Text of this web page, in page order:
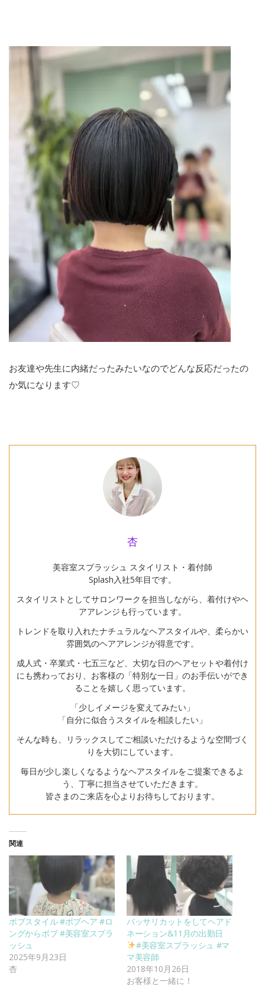
お友達や先生に内緒だったみたいなのでどんな反応だったの
か気になります♡
杏
美容室スプラッシュ スタイリスト・着付師
Splash入社5年目です。
スタイリストとしてサロンワークを担当しながら、着付けやヘ
アアレンジも行っています。
トレンドを取り入れたナチュラルなヘアスタイルや、柔らかい
雰囲気のヘアアレンジが得意です。
成人式・卒業式・七五三など、大切な日のヘアセットや着付け
にも携わっており、お客様の「特別な一日」のお手伝いができ
ることを嬉しく思っています。
「少しイメージを変えてみたい」
「自分に似合うスタイルを相談したい」
そんな時も、リラックスしてご相談いただけるような空間づく
りを大切にしています。
毎日が少し楽しくなるようなヘアスタイルをご提案できるよ
う、丁寧に担当させていただきます。
皆さまのご来店を心よりお待ちしております。
関連
ボブスタイル #ボブヘア #ロ
ングからボブ #美容室スプラ
ッシュ
2025年9月23日
杏
バッサリカットをしてヘアド
ネーション&11月の出勤日
#美容室スプラッシュ #マ
マ美容師
2018年10月26日
お客様と一緒に！